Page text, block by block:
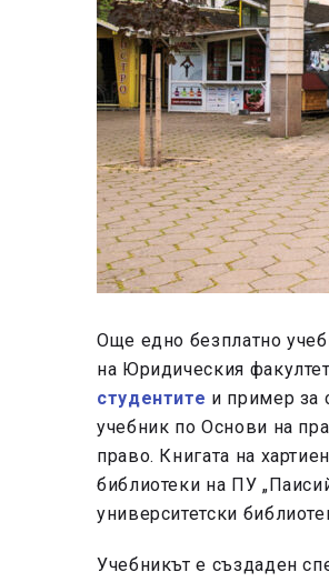
Още едно безплатно
на Юридическия
студентите и пример за
учебник по Основи на
право. Книгата на
библиотеки на ПУ
университетски
Учебникът е създаден